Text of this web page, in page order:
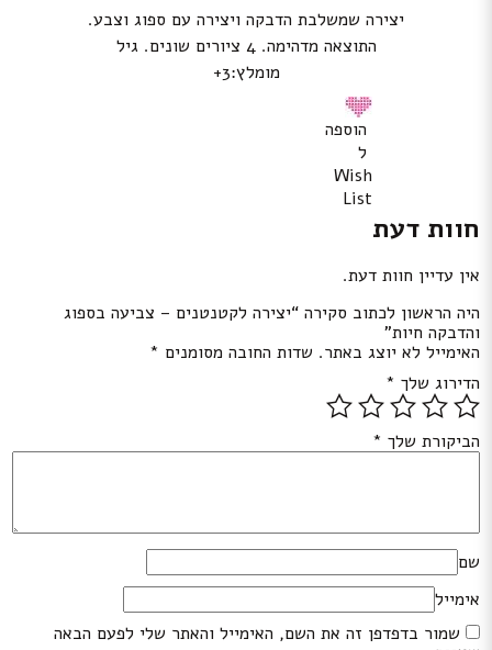
יצירה שמשלבת הדבקה ויצירה עם ספוג וצבע.
התוצאה מדהימה. 4 ציורים שונים. גיל
מומלץ:3+
הוספה
ל
Wish
List
חוות דעת
אין עדיין חוות דעת.
היה הראשון לכתוב סקירה “יצירה לקטנטנים – צביעה בספוג
והדבקה חיות”
האימייל לא יוצג באתר. שדות החובה מסומנים *
הדירוג שלך *
הביקורת שלך *
שם
אימייל
שמור בדפדפן זה את השם, האימייל והאתר שלי לפעם הבאה